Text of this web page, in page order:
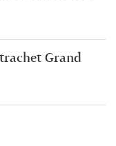
Grand